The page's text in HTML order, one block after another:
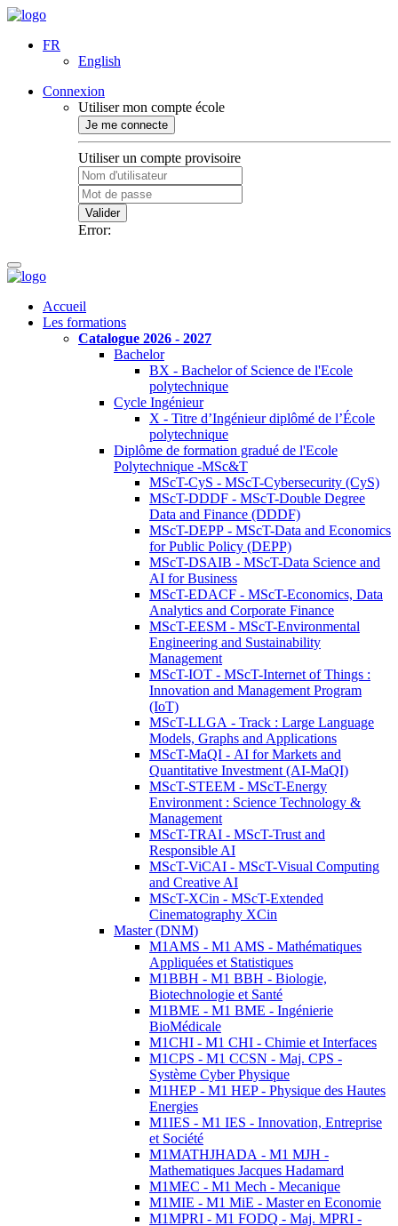
FR
English
Connexion
Utiliser mon compte école
Je me connecte
Utiliser un compte provisoire
Valider
Error:
Accueil
Les formations
Catalogue 2026 - 2027
Bachelor
BX - Bachelor of Science de l'Ecole
polytechnique
Cycle Ingénieur
X - Titre d’Ingénieur diplômé de l’École
polytechnique
Diplôme de formation gradué de l'Ecole
Polytechnique -MSc&T
MScT-CyS - MScT-Cybersecurity (CyS)
MScT-DDDF - MScT-Double Degree
Data and Finance (DDDF)
MScT-DEPP - MScT-Data and Economics
for Public Policy (DEPP)
MScT-DSAIB - MScT-Data Science and
AI for Business
MScT-EDACF - MScT-Economics, Data
Analytics and Corporate Finance
MScT-EESM - MScT-Environmental
Engineering and Sustainability
Management
MScT-IOT - MScT-Internet of Things :
Innovation and Management Program
(IoT)
MScT-LLGA - Track : Large Language
Models, Graphs and Applications
MScT-MaQI - AI for Markets and
Quantitative Investment (AI-MaQI)
MScT-STEEM - MScT-Energy
Environment : Science Technology &
Management
MScT-TRAI - MScT-Trust and
Responsible AI
MScT-ViCAI - MScT-Visual Computing
and Creative AI
MScT-XCin - MScT-Extended
Cinematography XCin
Master (DNM)
M1AMS - M1 AMS - Mathématiques
Appliquées et Statistiques
M1BBH - M1 BBH - Biologie,
Biotechnologie et Santé
M1BME - M1 BME - Ingénierie
BioMédicale
M1CHI - M1 CHI - Chimie et Interfaces
M1CPS - M1 CCSN - Maj. CPS -
Système Cyber Physique
M1HEP - M1 HEP - Physique des Hautes
Energies
M1IES - M1 IES - Innovation, Entreprise
et Société
M1MATHJHADA - M1 MJH -
Mathematiques Jacques Hadamard
M1MEC - M1 Mech - Mecanique
M1MIE - M1 MiE - Master en Economie
M1MPRI - M1 FODQ - Maj. MPRI -